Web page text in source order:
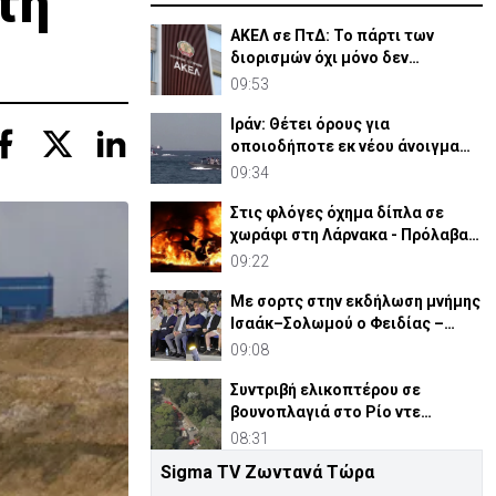
ΑΚΕΛ σε ΠτΔ: Το πάρτι των
διορισμών όχι μόνο δεν
τελείωσε, αλλά έχει ενταθεί
09:53
Ιράν: Θέτει όρους για
οποιοδήποτε εκ νέου άνοιγμα
των Στενών του Ορμούζ
09:34
Στις φλόγες όχημα δίπλα σε
χωράφι στη Λάρνακα - Πρόλαβαν
τα χειρότερα
09:22
Με σορτς στην εκδήλωση μνήμης
Ισαάκ–Σολωμού ο Φειδίας –
Έντονες αντιδράσεις
09:08
Συντριβή ελικοπτέρου σε
βουνοπλαγιά στο Ρίο ντε
Τζανέιρο - 4 νεκροί (BINTEO)
08:31
1979: Όταν στην Κύπρο
Sigma TV Ζωντανά Τώρα